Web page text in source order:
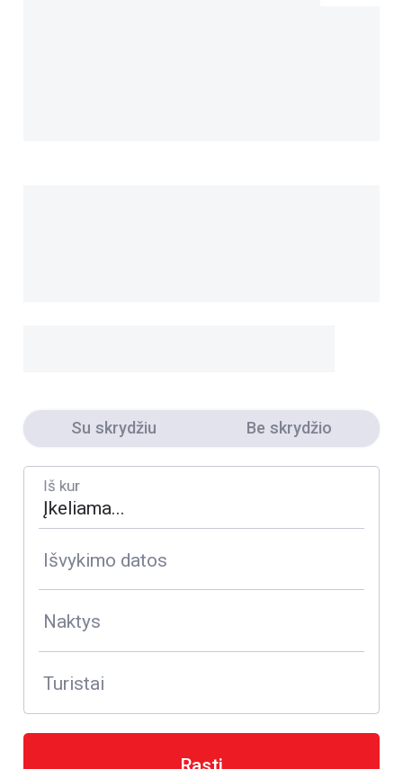
Su skrydžiu Be skrydžio
Iš kur
Išvykimo datos
Naktys
Turistai